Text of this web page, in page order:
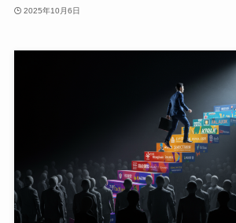
2025年10月6日